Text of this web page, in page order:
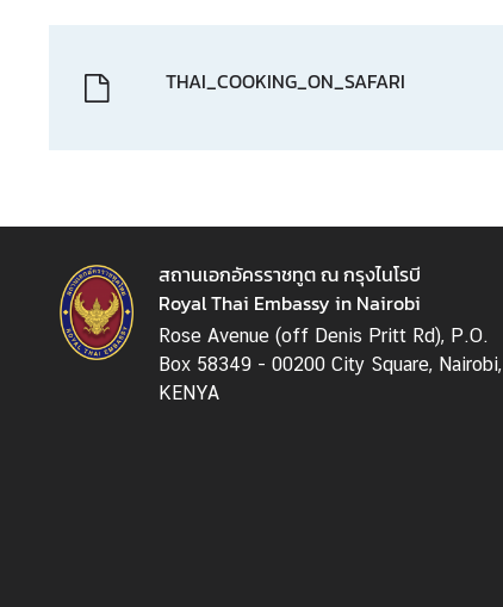
l
n
d
THAI_COOKING_ON_SAFARI
สถานเอกอัครราชทูต ณ กรุงไนโรบี
Royal Thai Embassy in Nairobi
Rose Avenue (off Denis Pritt Rd), P.O.
Box 58349 - 00200 City Square, Nairobi,
KENYA